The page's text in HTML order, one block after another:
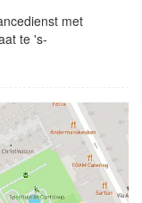
met
te 's-